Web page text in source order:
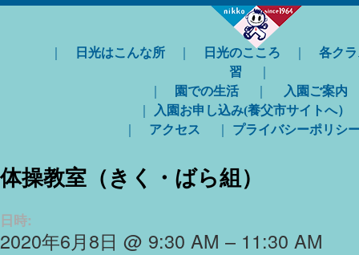
日光はこんな所 日光のこころ
各ク
習
園での生活 入園ご案内
入園お申し込み(養父市サイトへ）
アクセス プライバシーポリシ
体操教室（きく・ばら組）
日時:
2020年6月8日 @ 9:30 AM – 11:30 AM